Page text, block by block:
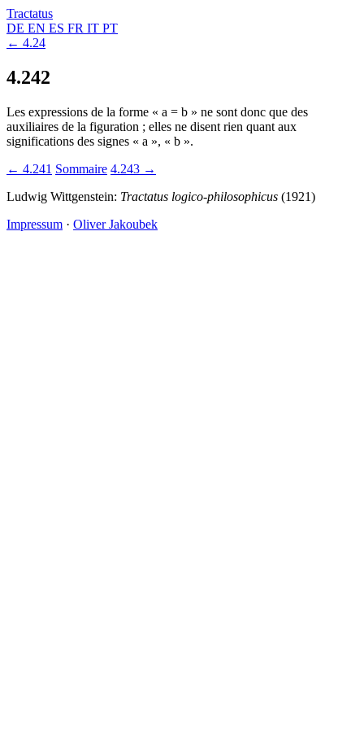
Tractatus
DE EN ES FR IT PT
← 4.24
4.242
Les expressions de la forme « a = b » ne sont donc que des
auxiliaires de la figuration ; elles ne disent rien quant aux
significations des signes « a », « b ».
← 4.241 Sommaire 4.243 →
Ludwig Wittgenstein: Tractatus logico-philosophicus (1921)
Impressum · Oliver Jakoubek